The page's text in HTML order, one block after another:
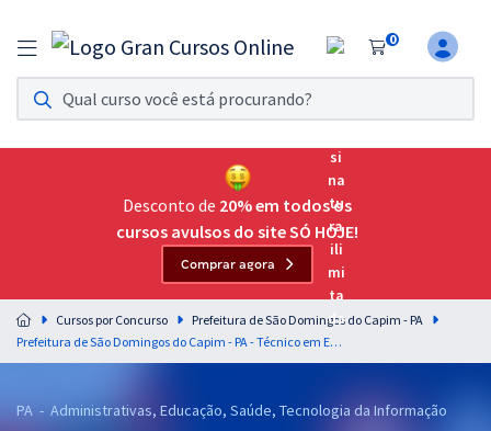
0
Assinatura Ilimitada 11
Acesso a todos os cursos. Teste grátis por 7 dias!
Assinatura OAB Até Passar
Acesso ilimitado a toda preparação para o Exame da
Residências Multiprofissionais
Preparação completa e intensiva para as principais
residências em saúde do Brasil
Desconto de 20% em todos os
cursos avulsos do site SÓ HOJE!
Comprar agora
Cursos por Concurso
Prefeitura de São Domingos do Capim - PA
Prefeitura de São Domingos do Capim - PA - Técnico em Enfermagem
PA - Administrativas, Educação, Saúde, Tecnologia da Informação